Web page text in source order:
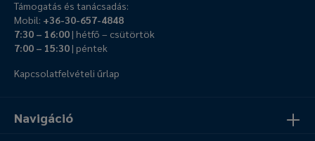
Navigáció
Támogatás és tanácsadás:
Mobil: +36-30-657-4848
7:30 – 16:00| hétfő – csütörtök
7:00 – 15:30| péntek
Kapcsolatfelvételi űrlap